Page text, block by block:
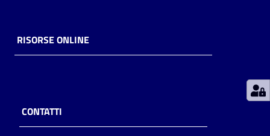
storico
per
RISORSE ONLINE
CONTATTI